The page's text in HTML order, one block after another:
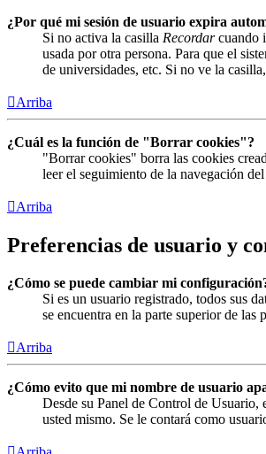
¿Por qué mi sesión de usuario expira
Si no activa la casilla Recordarcuando
usada por otra persona. Para que el
de universidades, etc. Si no ve la
Arriba
¿Cuál es la función de "Borrar cookies"?
"Borrar cookies" borra las cookies
leer el seguimiento de la navegación
Arriba
Preferencias de usuario y
¿Cómo se puede cambiar mi
Si es un usuario registrado, todos sus
se encuentra en la parte superior de las
Arriba
¿Cómo evito que mi nombre de usuario
Desde su Panel de Control de
usted mismo. Se le contará como